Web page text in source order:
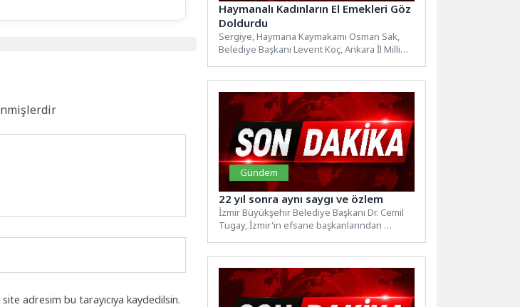
adresim bu tarayıcıya kaydedilsin.
Haymanalı Kadınların El Emekleri Göz
Doldurdu
Sergiye, Haymana Kaymakamı Osman Sak,
Belediye Başkanı Levent Koç, Ankara İl Milli
Gündem
22 yıl sonra aynı saygı ve özlem
İzmir Büyükşehir Belediye Başkanı Dr. Cemil
Tugay, İzmir'in efsane başkanlarından